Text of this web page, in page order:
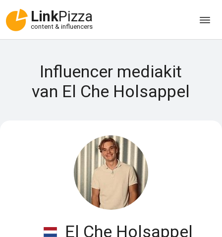
LinkPizza
content & influencers
Influencer mediakit
van El Che Holsappel
El Che Holsappel